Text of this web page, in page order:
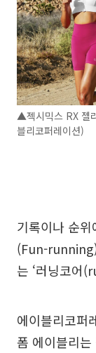
▲젝시믹스 RX 젤
블리코퍼레이션)
기록이나 순위
(Fun-running)
는 ‘러닝코어
에이블리코퍼
폼 에이블리